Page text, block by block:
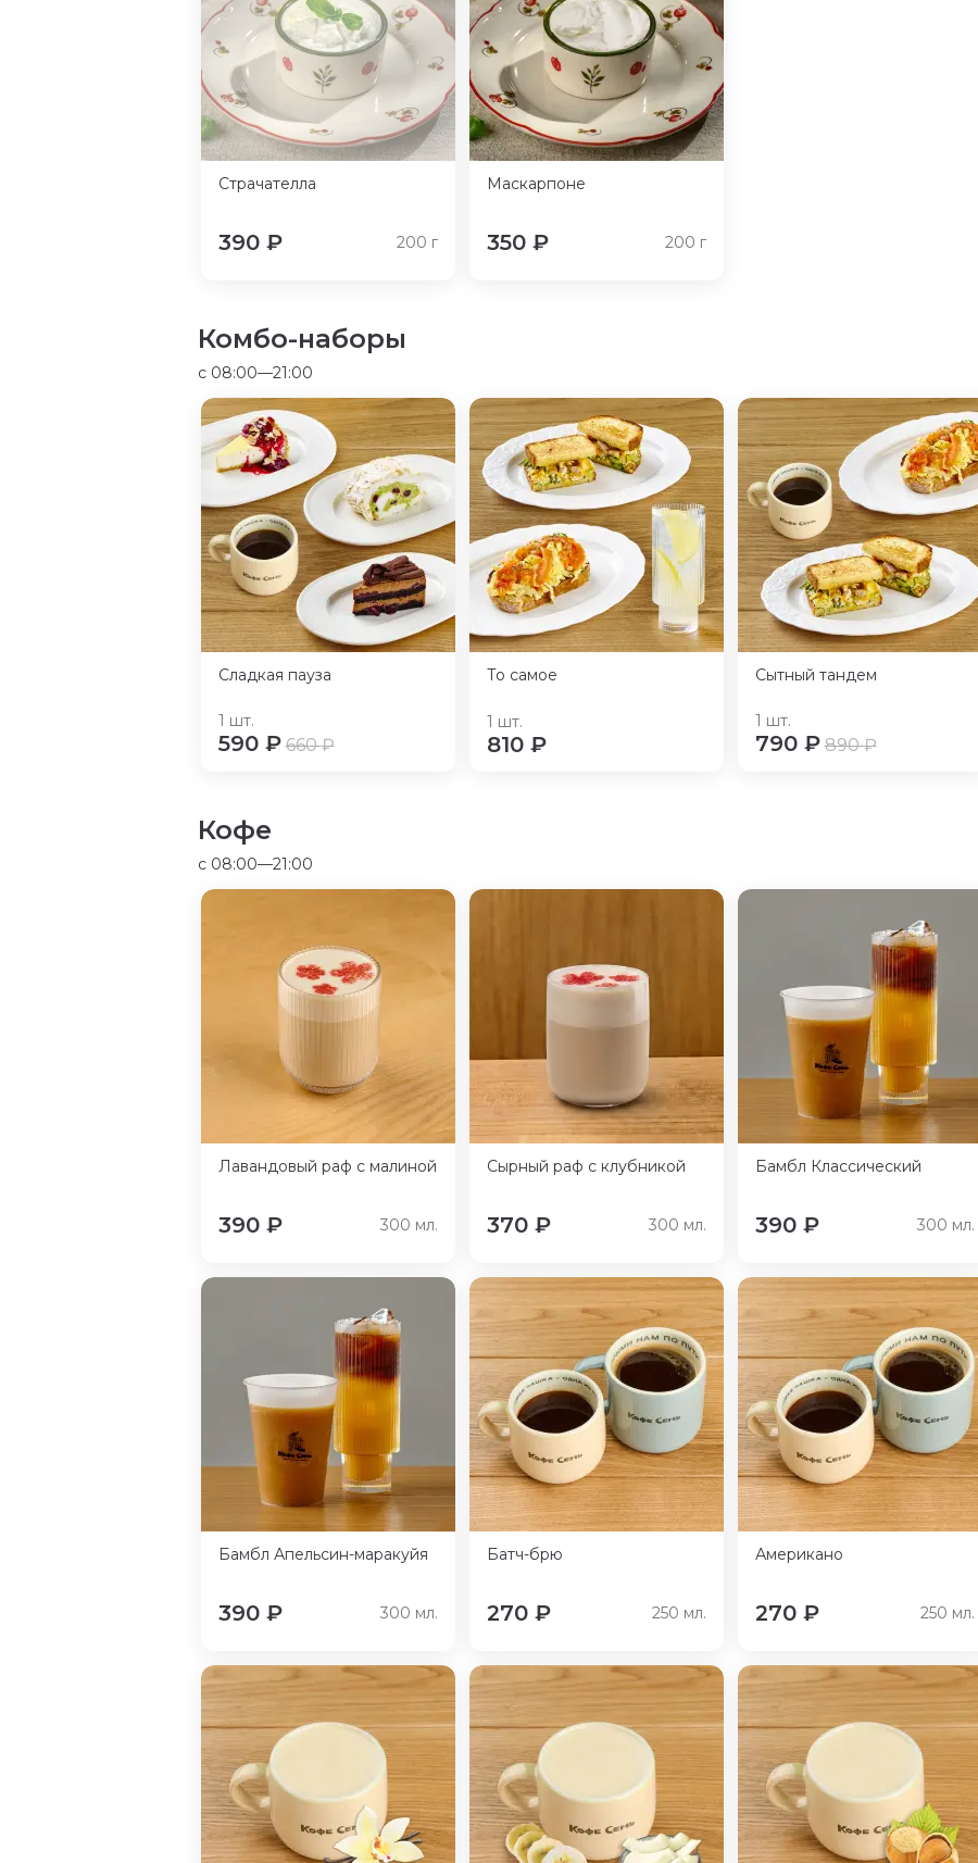
Страчателла
390 ₽ 200 г
Маскарпоне
350 ₽ 200 г
Комбо-наборы
c 08:00—21:00
Сладкая пауза
1 шт.
590 ₽ 660₽
То самое
1 шт.
810 ₽
Сытный тандем
1 шт.
790 ₽ 890₽
Кофе
c 08:00—21:00
Лавандовый раф с малиной
390 ₽ 300 мл.
Сырный раф с клубникой
370 ₽ 300 мл.
Бамбл Классический
390 ₽ 300 мл.
Бамбл Апельсин-маракуйя
390 ₽ 300 мл.
Батч-брю
270 ₽ 250 мл.
Американо
270 ₽ 250 мл.